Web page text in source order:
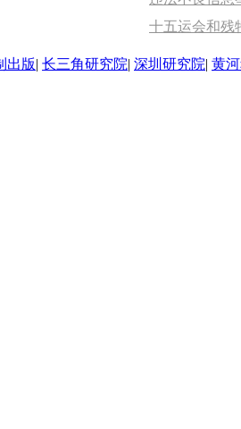
十五运会和残
出版| 长三角研究院| 深圳研究院| 黄